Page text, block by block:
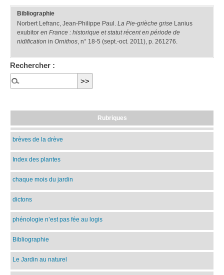
Bibliographie
Norbert Lefranc, Jean-Philippe Paul.La Pie-grièche grise Lanius
exubitoren France : historique et statut récent en période de
nidification inOrnithos, n° 18-5 (sept.-oct. 2011), p. 261276.
Rechercher :
Rubriques
brèves de la drève
Index des plantes
chaque mois du jardin
dictons
phénologie n’est pas fée au logis
Bibliographie
Le Jardin au naturel